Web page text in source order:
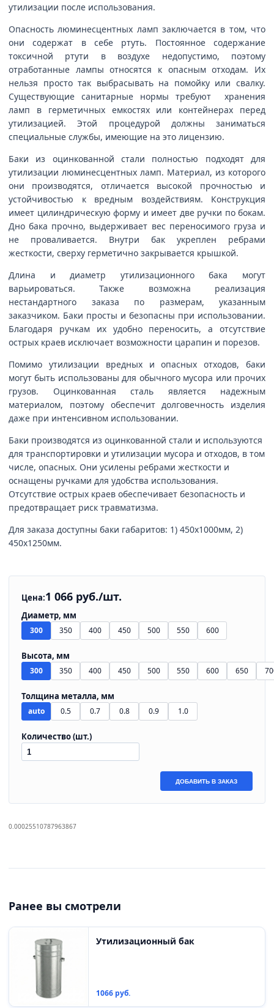
утилизации после использования.
Опасность люминесцентных ламп заключается в том, что
они содержат в себе ртуть. Постоянное содержание
токсичной ртути в воздухе недопустимо, поэтому
отработанные лампы относятся к опасным отходам. Их
нельзя просто так выбрасывать на помойку или свалку.
Существующие санитарные нормы требуют хранения
ламп в герметичных емкостях или контейнерах перед
утилизацией. Этой процедурой должны заниматься
специальные службы, имеющие на это лицензию.
Баки из оцинкованной стали полностью подходят для
утилизации люминесцентных ламп. Материал, из которого
они производятся, отличается высокой прочностью и
устойчивостью к вредным воздействиям. Конструкция
имеет цилиндрическую форму и имеет две ручки по бокам.
Дно бака прочно, выдерживает вес переносимого груза и
не проваливается. Внутри бак укреплен ребрами
жесткости, сверху герметично закрывается крышкой.
Длина и диаметр утилизационного бака могут
варьироваться. Также возможна реализация
нестандартного заказа по размерам, указанным
заказчиком. Баки просты и безопасны при использовании.
Благодаря ручкам их удобно переносить, а отсутствие
острых краев исключает возможности царапин и порезов.
Помимо утилизации вредных и опасных отходов, баки
могут быть использованы для обычного мусора или прочих
грузов. Оцинкованная сталь является надежным
материалом, поэтому обеспечит долговечность изделия
даже при интенсивном использовании.
Баки производятся из оцинкованной стали и используются
для транспортировки и утилизации мусора и отходов, в том
числе, опасных. Они усилены ребрами жесткости и
оснащены ручками для удобства использования.
Отсутствие острых краев обеспечивает безопасность и
предотвращает риск травматизма.
Для заказа доступны баки габаритов: 1) 450х1000мм, 2)
450х1250мм.
Цена:1 066 руб./шт.
Диаметр, мм
300 350 400 450 500 550 600
Высота, мм
300 350 400 450 500 550 600 650
Толщина металла, мм
auto 0.5 0.7 0.8 0.9 1.0
Количество (шт.)
ДОБАВИТЬ В ЗАКАЗ
0.00025510787963867
Ранее вы смотрели
Утилизационный бак
1066 руб.